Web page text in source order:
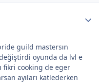
guild mastersın
oyunda da lvl e
fikri cooking de eger
ayıları katlederken